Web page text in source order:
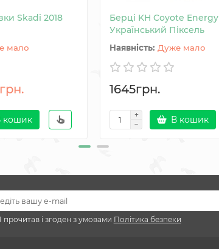
Skadi 2018
мало
кошик
Берці KH Coyote Energy
Український Піксель
Дуже мало
1645грн.
В кошик
прочитав і згоден з умовами Політика безпеки